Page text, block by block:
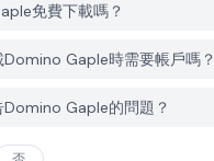
免費下載嗎？
Domino Gaple時需要帳戶嗎？
Domino Gaple的問題？